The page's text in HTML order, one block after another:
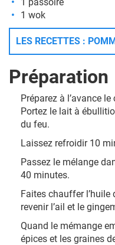
1 wok
LES RECETTES :
Préparation
Préparez à l’avance
Portez le lait à
du feu.
Laissez refroidir 10
Passez le mélange
40 minutes.
Faites chauffer
revenir l’ail et le
Quand le mémange
épices et les graines